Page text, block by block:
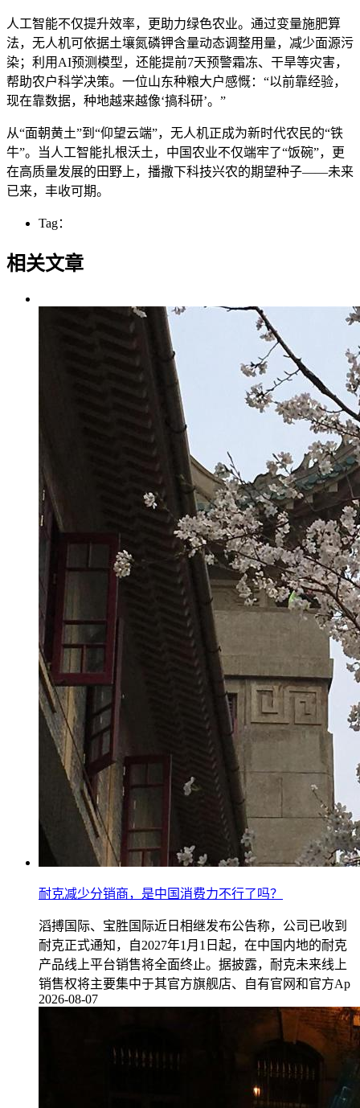
人工智能不仅提升效率，更助力绿色农业。通过变量施肥算
法，无人机可依据土壤氮磷钾含量动态调整用量，减少面源污
染；利用AI预测模型，还能提前7天预警霜冻、干旱等灾害，
帮助农户科学决策。一位山东种粮大户感慨：“以前靠经验，
现在靠数据，种地越来越像‘搞科研’。”
从“面朝黄土”到“仰望云端”，无人机正成为新时代农民的“铁
牛”。当人工智能扎根沃土，中国农业不仅端牢了“饭碗”，更
在高质量发展的田野上，播撒下科技兴农的期望种子——未来
已来，丰收可期。
Tag：
相关文章
耐克减少分销商，是中国消费力不行了吗？
滔搏国际、宝胜国际近日相继发布公告称，公司已收到
耐克正式通知，自2027年1月1日起，在中国内地的耐克
产品线上平台销售将全面终止。据披露，耐克未来线上
销售权将主要集中于其官方旗舰店、自有官网和官方Ap
2026-08-07